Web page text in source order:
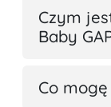
Czym
Baby
Co